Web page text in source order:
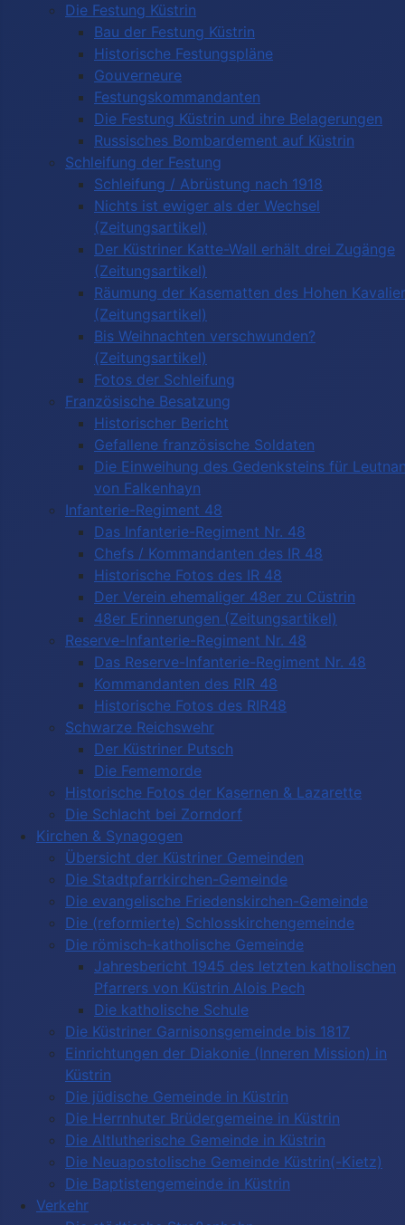
Die Festung Küstrin
Bau der Festung Küstrin
Historische Festungspläne
Gouverneure
Festungskommandanten
Die Festung Küstrin und ihre Belagerungen
Russisches Bombardement auf Küstrin
Schleifung der Festung
Schleifung / Abrüstung nach 1918
Nichts ist ewiger als der Wechsel
(Zeitungsartikel)
Der Küstriner Katte-Wall erhält drei Zugänge
(Zeitungsartikel)
Räumung der Kasematten des Hohen
(Zeitungsartikel)
Bis Weihnachten verschwunden?
(Zeitungsartikel)
Fotos der Schleifung
Französische Besatzung
Historischer Bericht
Gefallene französische Soldaten
Die Einweihung des Gedenksteins für
von Falkenhayn
Infanterie-Regiment 48
Das Infanterie-Regiment Nr. 48
Chefs / Kommandanten des IR 48
Historische Fotos des IR 48
Der Verein ehemaliger 48er zu Cüstrin
48er Erinnerungen (Zeitungsartikel)
Reserve-Infanterie-Regiment Nr. 48
Das Reserve-Infanterie-Regiment Nr. 48
Kommandanten des RIR 48
Historische Fotos des RIR48
Schwarze Reichswehr
Der Küstriner Putsch
Die Fememorde
Historische Fotos der Kasernen & Lazarette
Die Schlacht bei Zorndorf
Kirchen & Synagogen
Übersicht der Küstriner Gemeinden
Die Stadtpfarrkirchen-Gemeinde
Die evangelische Friedenskirchen-Gemeinde
Die (reformierte) Schlosskirchengemeinde
Die römisch-katholische Gemeinde
Jahresbericht 1945 des letzten katholischen
Pfarrers von Küstrin Alois Pech
Die katholische Schule
Die Küstriner Garnisonsgemeinde bis 1817
Einrichtungen der Diakonie (Inneren Mission) in
Küstrin
Die jüdische Gemeinde in Küstrin
Die Herrnhuter Brüdergemeine in Küstrin
Die Altlutherische Gemeinde in Küstrin
Die Neuapostolische Gemeinde Küstrin(-Kietz)
Die Baptistengemeinde in Küstrin
Verkehr